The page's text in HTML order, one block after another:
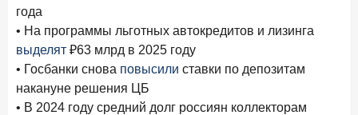
года
• На программы льготных автокредитов и лизинга
выделят ₽63 млрд в 2025 году
• Госбанки снова повысили ставки по депозитам
накануне решения ЦБ
• В 2024 году средний долг россиян коллекторам